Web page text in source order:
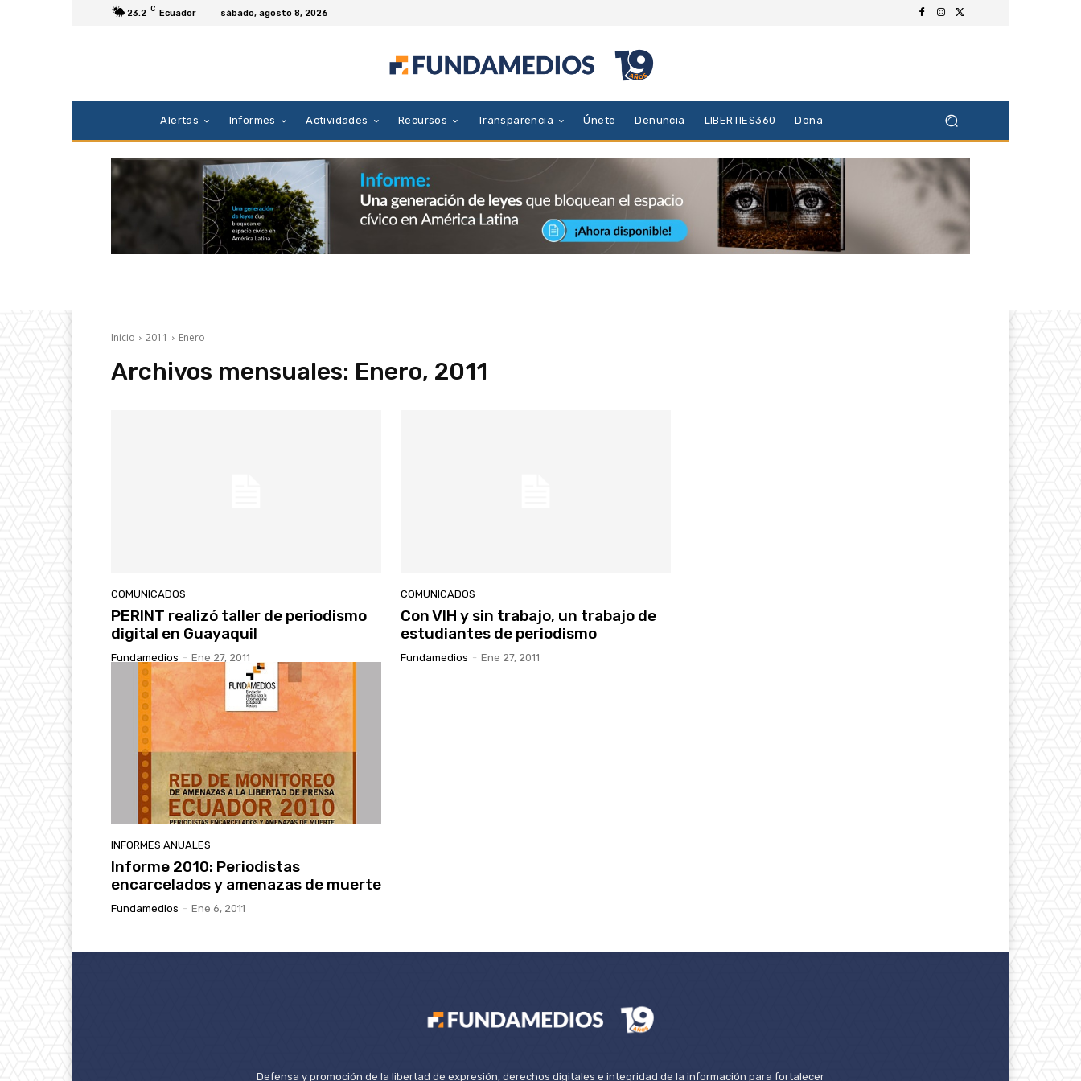
23.2 C Ecuador sábado, agosto 8, 2026
Alertas Informes Actividades Recursos Transparencia Únete Denuncia LIBERTIES360 Dona
Inicio 2011 Enero
Archivos mensuales: Enero, 2011
COMUNICADOS
PERINT realizó taller de periodismo
digital en Guayaquil
Fundamedios - Ene 27, 2011
COMUNICADOS
Con VIH y sin trabajo, un trabajo de
estudiantes de periodismo
Fundamedios - Ene 27, 2011
INFORMES ANUALES
Informe 2010: Periodistas
encarcelados y amenazas de muerte
Fundamedios - Ene 6, 2011
Defensa y promoción de la libertad de expresión, derechos digitales e integridad de la información para fortalecer